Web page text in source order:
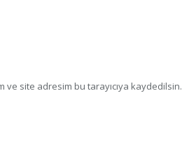
ve site adresim bu tarayıcıya kaydedilsin.